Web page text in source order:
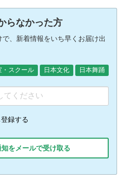
らなかった方
、新着情報をいち早くお届け出
・スクール 日本文化 日本舞踊
録する
をメールで受け取る